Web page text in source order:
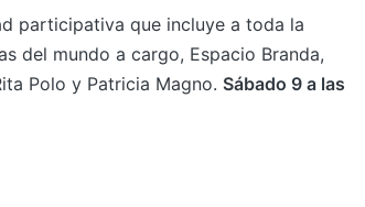
participativa que incluye a toda la
del mundo a cargo, Espacio Branda,
Polo y Patricia Magno. Sábado 9 a las